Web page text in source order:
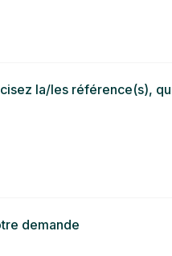
la/les référence(s),
demande